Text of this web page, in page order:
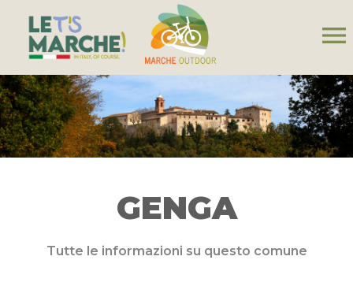
menu
GENGA
Tutte le informazioni su questo comune